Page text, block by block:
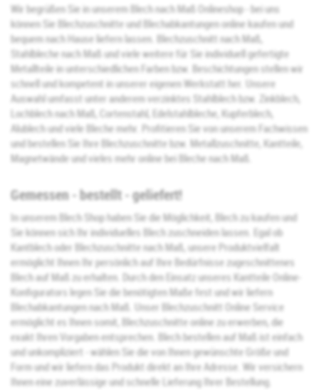
Wir begrüßen Sie in unserem Blech nach Maß Onlineshop - bei uns
können Sie Blechzuschnitte und Blechabkantungen online kaufen und
bequem nach Hause liefern lassen. Blechzuschnitt nach Maß,
Stahlbleche nach Maß und viele weitere für Sie individuell gefertigte
Metallteile in unterschiedlichen Farben bzw. Beschichtungen stellen wir
schnell und kompetent in unserer eigenen Werkstatt her. Unsere
Auswahl umfasst unter anderem verzinktes Stahlblech bzw. Zinkblech,
Lochblech nach Maß, Cortenstahl, Edelstahlbleche, Kupferblech,
Alublech und viele Bleche mehr. Profitieren Sie von unserem Fachwissen
und bestellen Sie Ihre Blechzuschnitte bzw. Metallzuschnitte, Kantteile,
Magnetwände und vieles mehr online bei Bleche nach Maß.
Gemessen - bestellt - geliefert!
In unserem Blech Shop haben Sie die Möglichkeit, Blech zu kaufen und
Sie können sich Ihr individuelles Blech zuschneiden lassen. Egal ob
Kantblech oder Blechzuschnitte nach Maß, unsere Produktvielfalt
ermöglicht Ihnen Ihr persönlich auf Ihre Bedürfnisse zugeschnittenes
Blech auf Maß zu erhalten. Durch den Einsatz unseres Kantteile Online-
Konfigurators legen Sie die benötigten Maße fest und wir liefern
Blechabkantungen nach Maß. Unser Blechzuschnitt Online Service
ermöglicht es Ihnen somit, Blechzuschnitte online zu erwerben, die
exakt Ihren Vorgaben entsprechen. Blech bestellen auf Maß ist einfach
und unkompliziert - wählen Sie die von Ihnen gewünschte Größe und
Form und wir liefern das Produkt direkt an Ihre Adresse. Wir versichern
Ihnen eine zuverlässige und schnelle Lieferung Ihrer Bestellung.